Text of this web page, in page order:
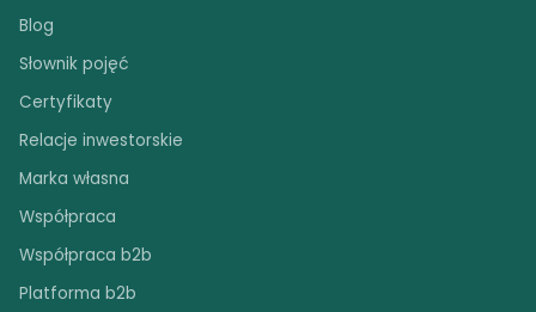
Blog
Słownik pojęć
Certyfikaty
Relacje inwestorskie
Marka własna
Współpraca
Współpraca b2b
Platforma b2b